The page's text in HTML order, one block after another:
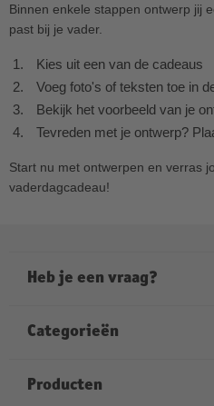
Binnen enkele stappen ontwerp jij
past bij je vader.
Kies uit een van de cadeaus
Voeg foto's of teksten toe in
Bekijk het voorbeeld van je
Tevreden met je ontwerp?
Start nu met ontwerpen en verras
vaderdagcadeau!
Heb je een vraag?
openingstijden zijn:
zondag van 12:00 tot 18:00
Categorieën
Fotoboeken
Producten